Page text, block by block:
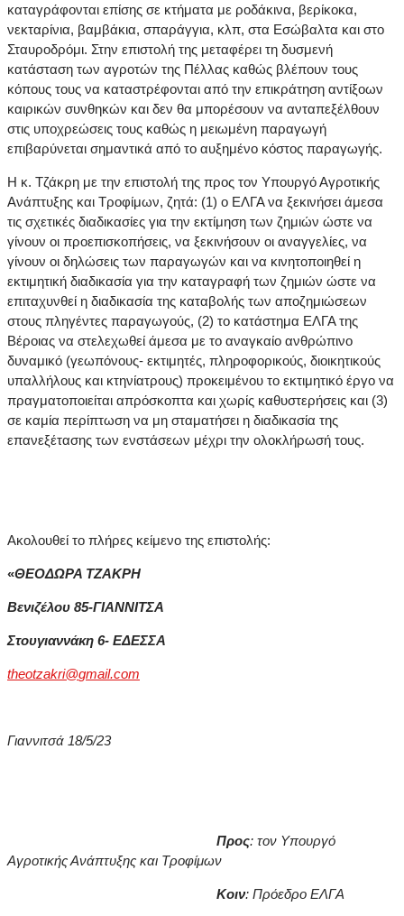
καταγράφονται επίσης σε κτήματα με ροδάκινα, βερίκοκα,
νεκταρίνια, βαμβάκια, σπαράγγια, κλπ, στα Εσώβαλτα και στο
Σταυροδρόμι. Στην επιστολή της μεταφέρει τη δυσμενή
κατάσταση των αγροτών της Πέλλας καθώς βλέπουν τους
κόπους τους να καταστρέφονται από την επικράτηση αντίξοων
καιρικών συνθηκών και δεν θα μπορέσουν να ανταπεξέλθουν
στις υποχρεώσεις τους καθώς η μειωμένη παραγωγή
επιβαρύνεται σημαντικά από το αυξημένο κόστος παραγωγής.
Η κ. Τζάκρη με την επιστολή της προς τον Υπουργό Αγροτικής
Ανάπτυξης και Τροφίμων, ζητά: (1) ο ΕΛΓΑ να ξεκινήσει άμεσα
τις σχετικές διαδικασίες για την εκτίμηση των ζημιών ώστε να
γίνουν οι προεπισκοπήσεις, να ξεκινήσουν οι αναγγελίες, να
γίνουν οι δηλώσεις των παραγωγών και να κινητοποιηθεί η
εκτιμητική διαδικασία για την καταγραφή των ζημιών ώστε να
επιταχυνθεί η διαδικασία της καταβολής των αποζημιώσεων
στους πληγέντες παραγωγούς, (2) το κατάστημα ΕΛΓΑ της
Βέροιας να στελεχωθεί άμεσα με το αναγκαίο ανθρώπινο
δυναμικό (γεωπόνους- εκτιμητές, πληροφορικούς, διοικητικούς
υπαλλήλους και κτηνίατρους) προκειμένου το εκτιμητικό έργο να
πραγματοποιείται απρόσκοπτα και χωρίς καθυστερήσεις και (3)
σε καμία περίπτωση να μη σταματήσει η διαδικασία της
επανεξέτασης των ενστάσεων μέχρι την ολοκλήρωσή τους.
Ακολουθεί το πλήρες κείμενο της επιστολής:
«ΘΕΟΔΩΡΑ ΤΖΑΚΡΗ
Βενιζέλου 85-ΓΙΑΝΝΙΤΣΑ
Στουγιαννάκη 6- ΕΔΕΣΣΑ
theotzakri@gmail.com
Γιαννιτσά 18/5/23
Προς: τον Υπουργό
Αγροτικής Ανάπτυξης και Τροφίμων
Κοιν: Πρόεδρο ΕΛΓΑ